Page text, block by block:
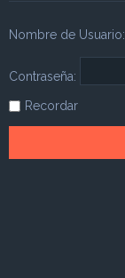
Nombre de Usuario:
Contraseña:
Recordar